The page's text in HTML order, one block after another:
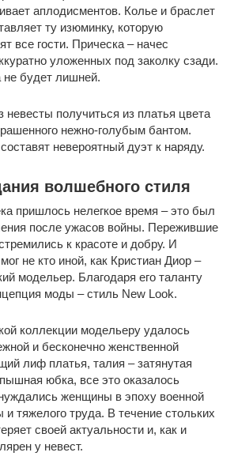
аплодисментов. Колье и браслет
ту изюминку, которую
все гости. Прическа – начес
уложенных под заколку сзади.
будет лишней.
невесты получиться из платья цвета
нежно-голубым бантом.
невероятный дуэт к наряду.
волшебного стиля
пришлось нелегкое время – это был
после ужасов войны. Пережившие
к красоте и добру. И
не кто иной, как Кристиан Диор –
модельер. Благодаря его таланту
моды – стиль New Look.
коллекции модельеру удалось
и бесконечно женственной
лиф платья, талия – затянутая
юбка, все это оказалось
женщины в эпоху военной
тяжелого труда. В течение стольких
своей актуальности и, как и
у невест.